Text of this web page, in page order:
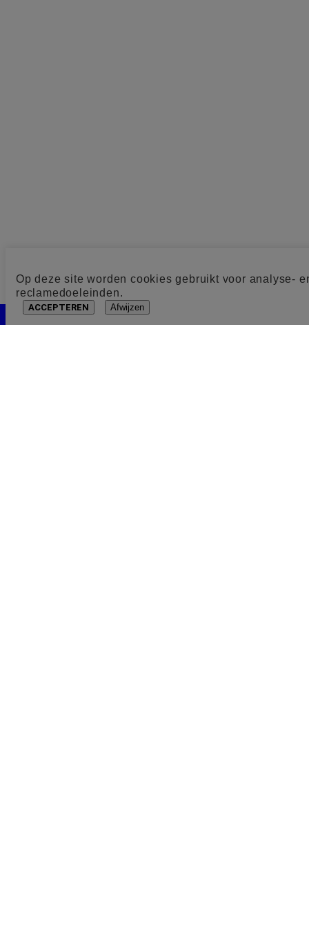
Op deze site worden cookies gebruikt voor analyse-
reclamedoeleinden.
ACCEPTEREN Afwijzen
Cookie toestemming